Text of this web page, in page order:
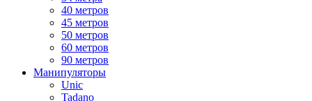
40 метров
45 метров
50 метров
60 метров
90 метров
Манипуляторы
Unic
Tadano